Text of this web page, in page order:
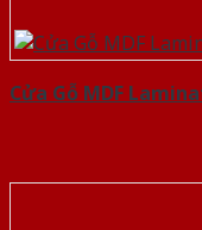
Cửa Gỗ MDF